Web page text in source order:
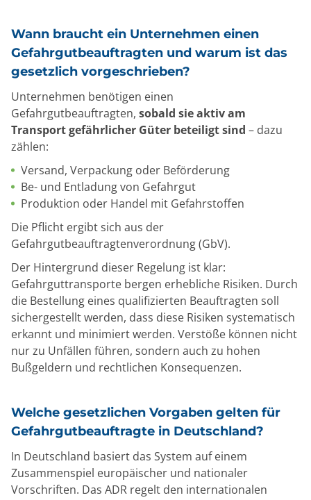
Wann braucht ein Unternehmen einen
Gefahrgutbeauftragten und warum ist das
gesetzlich vorgeschrieben?
Unternehmen benötigen einen
Gefahrgutbeauftragten, sobald sie aktiv am
Transport gefährlicher Güter beteiligt sind – dazu
zählen:
Versand, Verpackung oder Beförderung
Be- und Entladung von Gefahrgut
Produktion oder Handel mit Gefahrstoffen
Die Pflicht ergibt sich aus der
Gefahrgutbeauftragtenverordnung (GbV).
Der Hintergrund dieser Regelung ist klar:
Gefahrguttransporte bergen erhebliche Risiken. Durch
die Bestellung eines qualifizierten Beauftragten soll
sichergestellt werden, dass diese Risiken systematisch
erkannt und minimiert werden. Verstöße können nicht
nur zu Unfällen führen, sondern auch zu hohen
Bußgeldern und rechtlichen Konsequenzen.
Welche gesetzlichen Vorgaben gelten für
Gefahrgutbeauftragte in Deutschland?
In Deutschland basiert das System auf einem
Zusammenspiel europäischer und nationaler
Vorschriften. Das ADR regelt den internationalen